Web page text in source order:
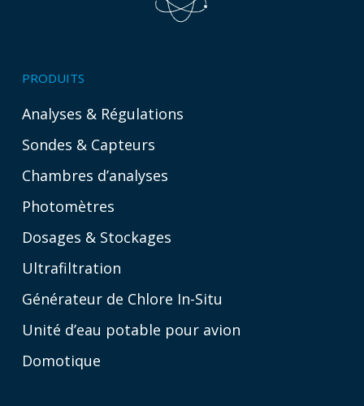
PRODUITS
Analyses & Régulations
Sondes & Capteurs
Chambres d’analyses
Photomètres
Dosages & Stockages
Ultrafiltration
Générateur de Chlore In-Situ
Unité d’eau potable pour avion
Domotique